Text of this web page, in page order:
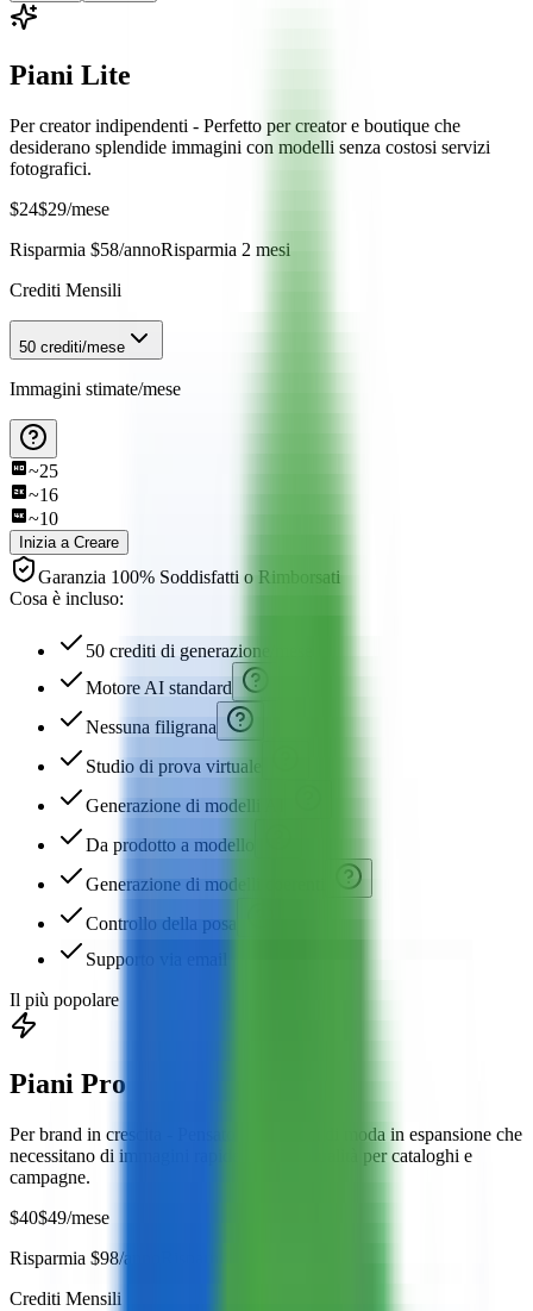
Piani Lite
Per creator indipendenti - Perfetto per creator e boutique che
desiderano splendide immagini con modelli senza costosi servizi
fotografici.
$24$29/mese
Risparmia $58/annoRisparmia 2 mesi
Crediti Mensili
50 crediti/mese
Immagini stimate/mese
~25
~16
~10
Inizia a Creare
Garanzia 100% Soddisfatti o Rimborsati
Cosa è incluso:
50 crediti di generazione/mese
Motore AI standard
Nessuna filigrana
Studio di prova virtuale
Generazione di modelli AI
Da prodotto a modello
Generazione di modelli coerenti
Controllo della posa
Supporto via email
Il più popolare
Piani Pro
Per brand in crescita - Pensato per marchi di moda in espansione che
necessitano di immagini rapide e di alta qualità per cataloghi e
campagne.
$40$49/mese
Risparmia $98/anno
Crediti Mensili